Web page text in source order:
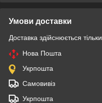
Умови доставки
Доставка здійснюється
Нова Пошта
Укрпошта
Самовивіз
Укрпошта